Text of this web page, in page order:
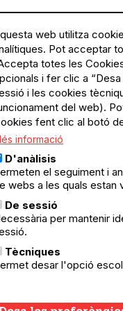
web utilitza
Pot acceptar
totes les
i fer clic a
i les cookies
del web).
fent clic al botó
informació
D'anàlisis
el seguiment i
webs a les quals estan
De sessió
per mantenir
Tècniques
desar l'opció